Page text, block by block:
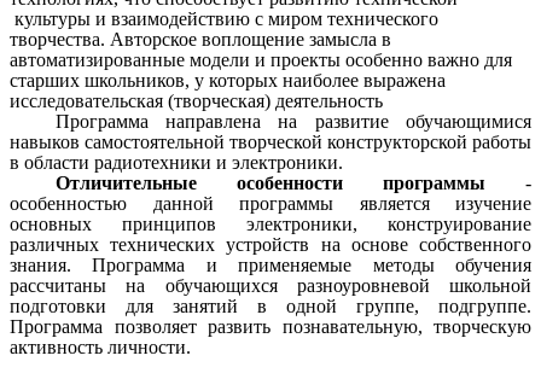
культуры и взаимодействию с миром технического
творчества. Авторское воплощение замысла в
автоматизированные модели и проекты особенно важно для
старших школьников, у которых наиболее выражена
исследовательская (творческая) деятельность
Программа направлена на развитие обучающимися
навыков самостоятельной творческой конструкторской работы
в области радиотехники и электроники.
Отличительные особенности программы -
особенностью данной программы является изучение
основных принципов электроники, конструирование
различных технических устройств на основе собственного
знания. Программа и применяемые методы обучения
рассчитаны на обучающихся разноуровневой школьной
подготовки для занятий в одной группе, подгруппе.
Программа позволяет развить познавательную, творческую
активность личности.